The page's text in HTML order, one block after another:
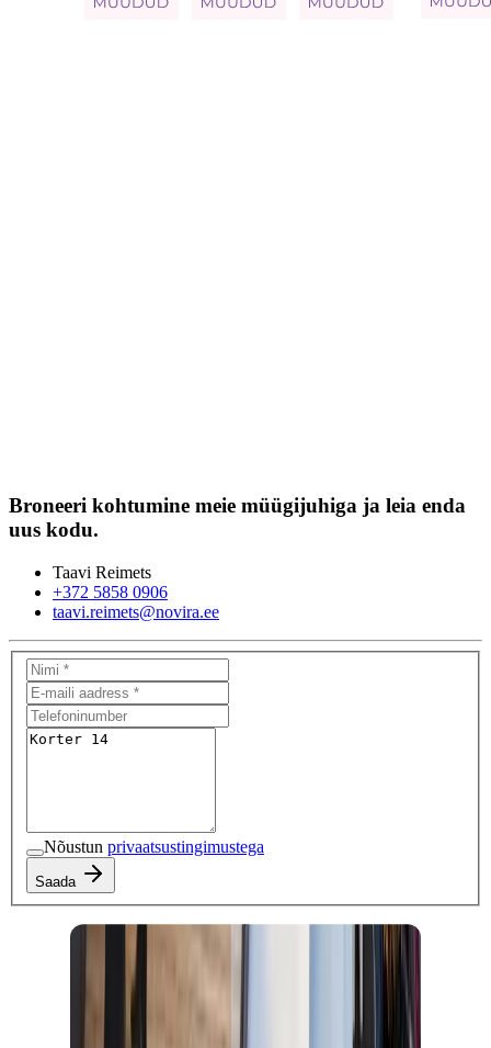
Broneeri kohtumine meie müügijuhiga ja leia enda
uus kodu.
Taavi Reimets
+372 5858 0906
taavi.reimets@novira.ee
Nõustun privaatsustingimustega
Saada